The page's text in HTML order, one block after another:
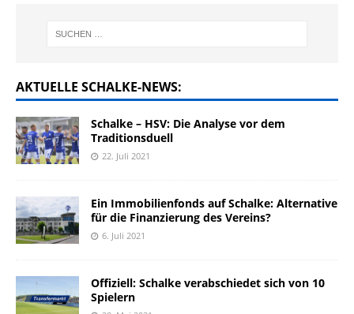
AKTUELLE SCHALKE-NEWS:
Schalke – HSV: Die Analyse vor dem
Traditionsduell
22. Juli 2021
Ein Immobilienfonds auf Schalke: Alternative
für die Finanzierung des Vereins?
6. Juli 2021
Offiziell: Schalke verabschiedet sich von 10
Spielern